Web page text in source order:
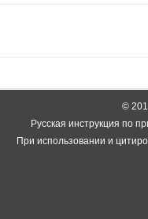
©
Русская инструкция по
При использовании и